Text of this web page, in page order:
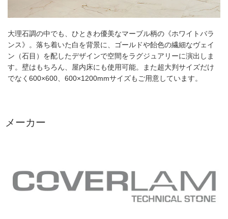
大理石調の中でも、ひときわ優美なマーブル柄の《ホワイトバラ
ンス》。落ち着いた白を背景に、ゴールドや飴色の繊細なヴェイ
ン（石目）を配したデザインで空間をラグジュアリーに演出しま
す。壁はもちろん、屋内床にも使用可能。また超大判サイズだけ
でなく600×600、600×1200mmサイズもご用意しています。
メーカー